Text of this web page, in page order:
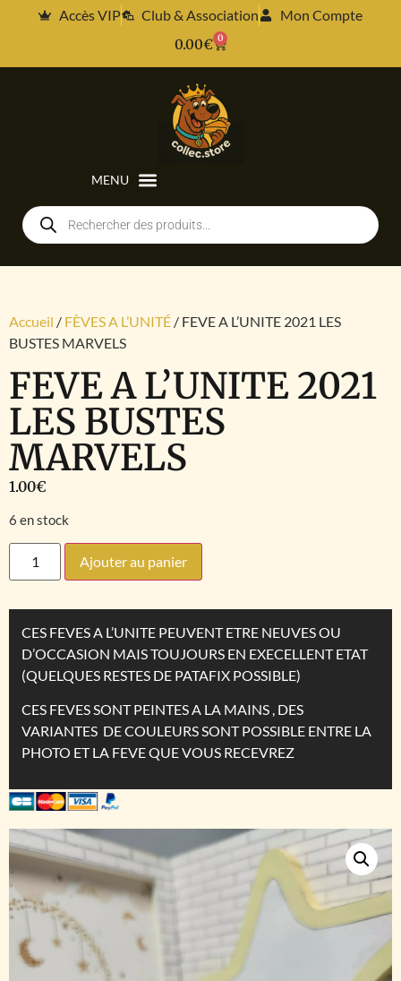
Accès VIP Club & Association
Mon Compte
0.00€ 0
Accueil / FÈVES A L’UNITÉ / FEVE A L’UNITE 2021 LES
BUSTES MARVELS
FEVE A L’UNITE 2021
LES BUSTES
MARVELS
1.00€
6 en stock
Ajouter au panier
CES FEVES A L’UNITE PEUVENT ETRE NEUVES OU
D’OCCASION MAIS TOUJOURS EN EXECELLENT ETAT
(QUELQUES RESTES DE PATAFIX POSSIBLE)
CES FEVES SONT PEINTES A LA MAINS , DES
VARIANTES DE COULEURS SONT POSSIBLE ENTRE LA
PHOTO ET LA FEVE QUE VOUS RECEVREZ